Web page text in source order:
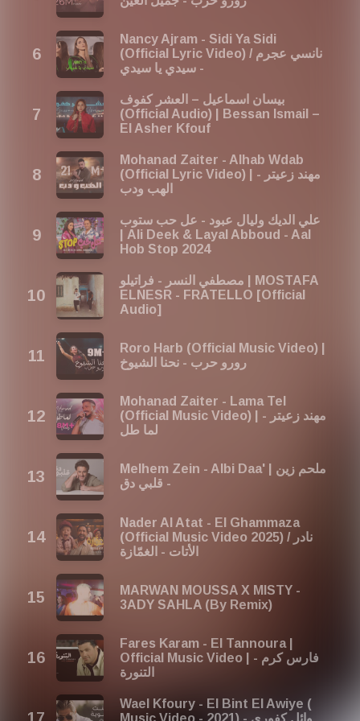
موسيقية لا مثيل لها. دع الإيقاع يأخذك في عالم الرقص اللبناني
الساحر، حيث الحيوية، الحماس، والألوان الزاهية. دعونا نشعر
بالحياة والحب من خلال هذه الموسيقى الرائعة. لنجعل هذه
اللحظات تدوم وتكون خالدة في ذاكرتنا. 🎵🎉
لبنانية رقص 2027 ♫ أحسن أغاني رقص لبنانيه 2027 كوكتيل
Last year, the playlist was titled: اغاني لبنانية رقص 2025 ♫
أحسن أغاني رقص لبنانيه 2025 كوكتيل
Share your thoughts on our playlist: contact@red-
music.com
Nancy Ajram - Sidi Ya Sidi​
(Official Lyric Video) / نانسي عجرم
- سيدي يا سيدي
بيسان اسماعيل – العشر كفوف
(Official Audio) | Bessan Ismail –
El Asher Kfouf
Mohanad Zaiter - Alhab Wdab
(Official Lyric Video) | مهند زعيتر -
الهب ودب
علي الديك وليال عبود - عل حب ستوب
| Ali Deek & Layal Abboud - Aal
Hob Stop 2024
مصطفي النسر - فراتيلو | MOSTAFA
ELNESR - FRATELLO [Official
Audio]
Roro Harb (Official Music Video) |
رورو حرب - نحنا الشيوخ
Mohanad Zaiter - Lama Tel
(Official Music Video) | مهند زعيتر -
لما طل
Melhem Zein - Albi Daa' | ملحم زين
- قلبي دق
Nader Al Atat - El Ghammaza
(Official Music Video 2025) / نادر
الأتات - الغمّازة
MARWAN MOUSSA X MISTY -
3ADY SAHLA (By Remix)
Fares Karam - El Tannoura |
Official Music Video | فارس كرم -
التنورة
Wael Kfoury - El Bint El Awiye (
Music Video - 2021) وائل كفوري -